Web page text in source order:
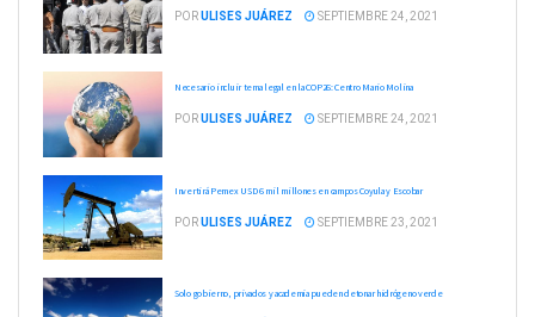
PORULISES JUÁREZ SEPTIEMBRE 24, 2021
Necesario incluir tema legal en la COP26: Centro Mario Molina
PORULISES JUÁREZ SEPTIEMBRE 24, 2021
Invertirá Pemex USD 6 mil millones en campos Coyula y Escobar
PORULISES JUÁREZ SEPTIEMBRE 23, 2021
Solo gobierno, privados y academia pueden detonar hidrógeno verde